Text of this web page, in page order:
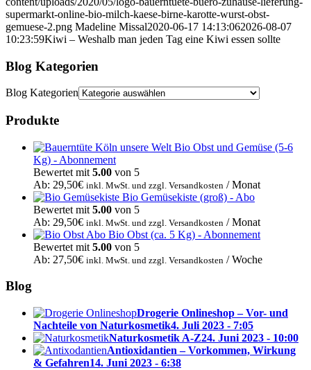
supermarkt-online-bio-milch-kaese-birne-karotte-wurst-obst-
gemuese-2.png Madeline Missal2020-06-17 14:13:062026-08-07
10:23:59Kiwi – Weshalb man jeden Tag eine Kiwi essen sollte
Blog Kategorien
Blog Kategorien
Produkte
Bio Obst und Gemüse (5-6
Kg) - Abonnement
Bewertet mit 5.00 von 5
Ab: 29,50€ inkl. MwSt. und zzgl. Versandkosten / Monat
Bio Gemüsekiste (groß) - Abo
Bewertet mit 5.00 von 5
Ab: 29,50€ inkl. MwSt. und zzgl. Versandkosten / Monat
Bio Obst (ca. 5 Kg) - Abonnement
Bewertet mit 5.00 von 5
Ab: 27,50€ inkl. MwSt. und zzgl. Versandkosten / Woche
Blog
Drogerie Onlineshop – Vor- und
Nachteile von Naturkosmetik4. Juli 2023 - 7:05
Naturkosmetik A-Z24. Juni 2023 - 10:00
Antioxidantien – Vorkommen, Wirkung
& Gefahren14. Juni 2023 - 6:38